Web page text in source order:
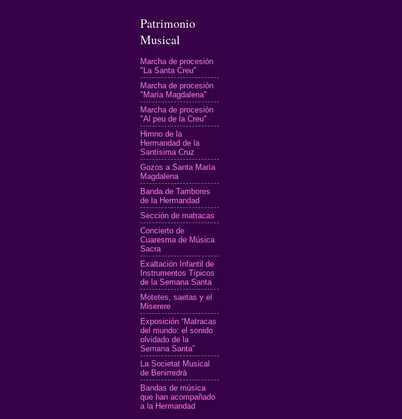
Patrimonio
Musical
Marcha de procesión
"La Santa Creu"
Marcha de procesión
"María Magdalena"
Marcha de procesión
"Al peu de la Creu"
Himno de la
Hermandad de la
Santísima Cruz
Gozos a Santa María
Magdalena
Banda de Tambores
de la Hermandad
Sección de matracas
Concierto de
Cuaresma de Música
Sacra
Exaltación Infantil de
Instrumentos Típicos
de la Semana Santa
Motetes, saetas y el
Miserere
Exposición “Matracas
del mundo: el sonido
olvidado de la
Semana Santa”
La Societat Musical
de Benirredrà
Bandas de música
que han acompañado
a la Hermandad